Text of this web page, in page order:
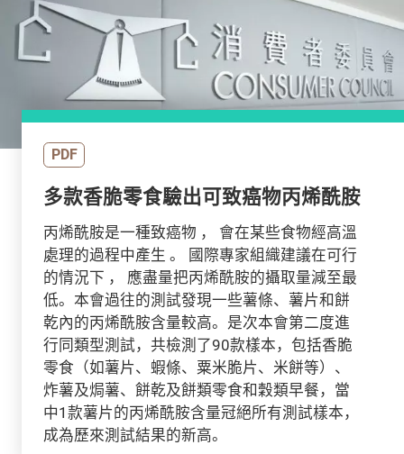
PDF
多款香脆零食驗出可致癌物丙烯酰胺
丙烯酰胺是一種致癌物 ， 會在某些食物經高溫
處理的過程中產生 。 國際專家組織建議在可行
的情況下 ， 應盡量把丙烯酰胺的攝取量減至最
低。本會過往的測試發現一些薯條、薯片和餅
乾內的丙烯酰胺含量較高。是次本會第二度進
行同類型測試，共檢測了90款樣本，包括香脆
零食（如薯片、蝦條、粟米脆片、米餅等）、
炸薯及焗薯、餅乾及餅類零食和穀類早餐，當
中1款薯片的丙烯酰胺含量冠絕所有測試樣本，
成為歷來測試結果的新高。